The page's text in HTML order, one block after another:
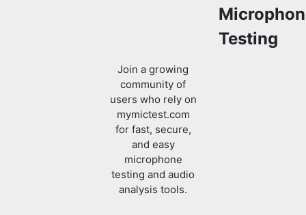
Testing
Join a growing
community of
users who rely on
mymictest.com
for fast, secure,
and easy
microphone
testing and audio
analysis tools.